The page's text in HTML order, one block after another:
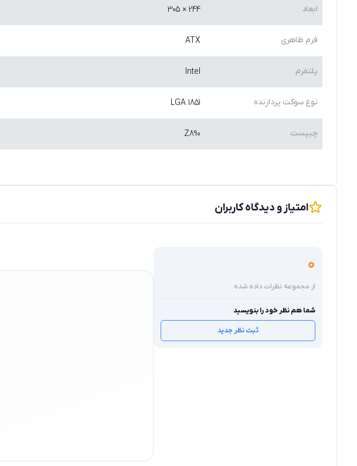
ابعاد 244 × 305
فرم ظاهری ATX
پلتفرم Intel
نوع سوکت پردازنده LGA 1851
چیپست Z890
امتیاز و دیدگاه کاربران
0
از مجموعه نظرات داده شده
شما هم نظر خود را بنویسید
ثبت نظر جدید